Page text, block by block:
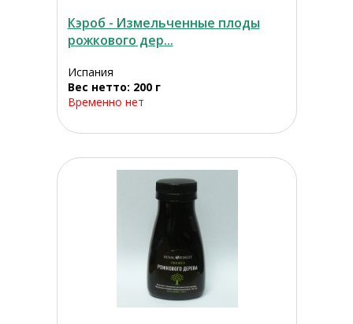
Кэроб - Измельченные плоды
рожкового дер...
Испания
Вес нетто: 200 г
Временно нет